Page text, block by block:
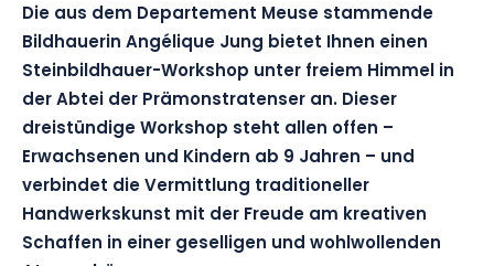
Die aus dem Departement Meuse stammende
Bildhauerin Angélique Jung bietet Ihnen einen
Steinbildhauer-Workshop unter freiem Himmel in
der Abtei der Prämonstratenser an. Dieser
dreistündige Workshop steht allen offen –
Erwachsenen und Kindern ab 9 Jahren – und
verbindet die Vermittlung traditioneller
Handwerkskunst mit der Freude am kreativen
Schaffen in einer geselligen und wohlwollenden